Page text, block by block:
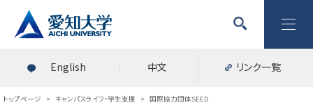
English 中文 リンク一覧
トップページ > キャンパスライフ・学生支援 > 国際協力団体SEED